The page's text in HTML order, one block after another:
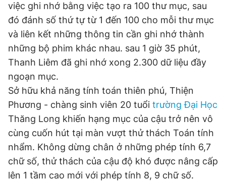
việc ghi nhớ bằng việc tạo ra 100 thư mục, sau
đó đánh số thứ tự từ 1 đến 100 cho mỗi thư mục
và liên kết những thông tin cần ghi nhớ thành
những bộ phim khác nhau. sau 1 giờ 35 phút,
Thanh Liêm đã ghi nhớ xong 2.300 dữ liệu đầy
ngoạn mục.
Sở hữu khả năng tính toán thiên phú, Thiện
Phương - chàng sinh viên 20 tuổi trường Đại Học
Thăng Long khiến hạng mục của cậu trở nên vô
cùng cuốn hút tại màn vượt thử thách Toán tính
nhẩm. Không dừng chân ở những phép tính 6,7
chữ số, thử thách của cậu độ khó được nâng cấp
lên 1 tầm cao mới với phép tính 8, 9 chữ số.